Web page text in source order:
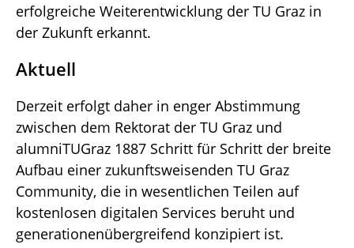
erfolgreiche Weiterentwicklung der TU Graz in
der Zukunft erkannt.
Aktuell
Derzeit erfolgt daher in enger Abstimmung
zwischen dem Rektorat der TU Graz und
alumniTUGraz 1887 Schritt für Schritt der breite
Aufbau einer zukunftsweisenden TU Graz
Community, die in wesentlichen Teilen auf
kostenlosen digitalen Services beruht und
generationenübergreifend konzipiert ist.